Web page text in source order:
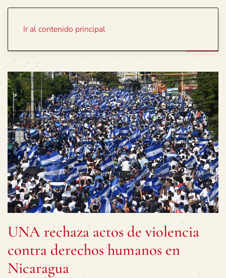
Ir al contenido principal
UNA rechaza actos de violencia
contra derechos humanos en
Nicaragua